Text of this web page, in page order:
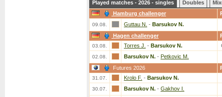
Played matches - 2026 - singles Doubles
Hamburg challenger
09.08. Guttau N. - Barsukov N.
Hagen challenger
03.08. Torres J. - Barsukov N.
02.08. Barsukov N. - Petkovic M.
Futures 2026
31.07. Krolo F. - Barsukov N.
30.07. Barsukov N. - Gakhov I.